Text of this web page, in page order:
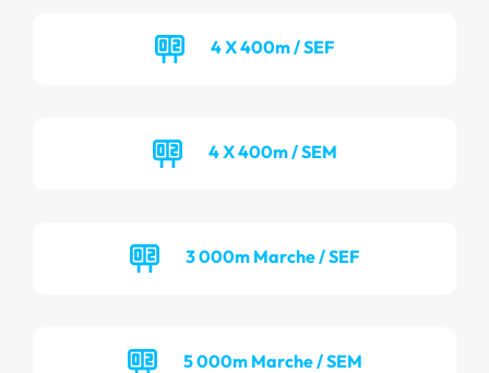
4 X 400m / SEF
4 X 400m / SEM
3 000m Marche / SEF
5 000m Marche / SEM